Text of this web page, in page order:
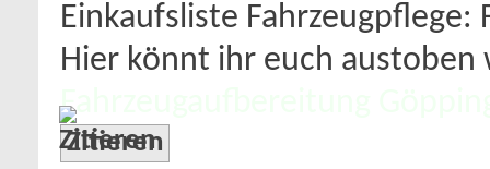
Einkaufsliste
Hier könnt ihr euch
Fahrzeugaufbereitung
Zitieren